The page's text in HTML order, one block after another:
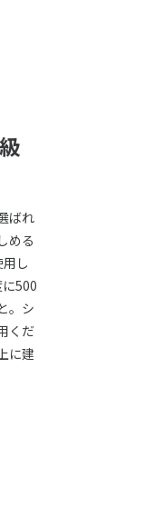
ばれ
める
し
500
。シ
くだ
に建